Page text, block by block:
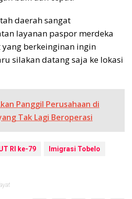
daerah sangat
layanan paspor merdeka
berkeinginan ingin
silakan datang saja ke lokasi
Panggil Perusahaan di
Tak Lagi Beroperasi
RI ke-79 Imigrasi Tobelo